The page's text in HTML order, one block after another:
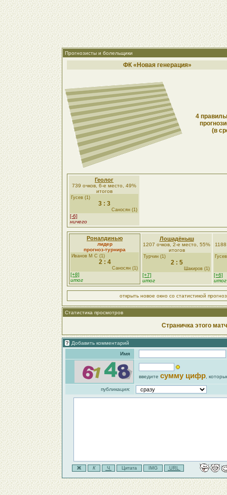
Прогнозисты и болельщики
ФК «Новая генерация»
4
(в
Геолог
739 очков, 6-е место, 49%
итогов
Гусев (1)
3 : 3
Саносян (1)
[-6]
ничего
Роналдинью
лидер
прогноз-турнира
Иванов М С (1)
2 : 4
Саносян (1)
[+8]
итог
Лошадёныш
1207 очков, 2-е место, 55%
итогов
Турчин (1)
2 : 5
Шакиров (1)
[+7]
итог
[+6]
итог
открыть новое окно со статистикой
Статистика просмотров
Страничка этого
Добавить комментарий
Имя
введите сумму цифр ,
публикация: